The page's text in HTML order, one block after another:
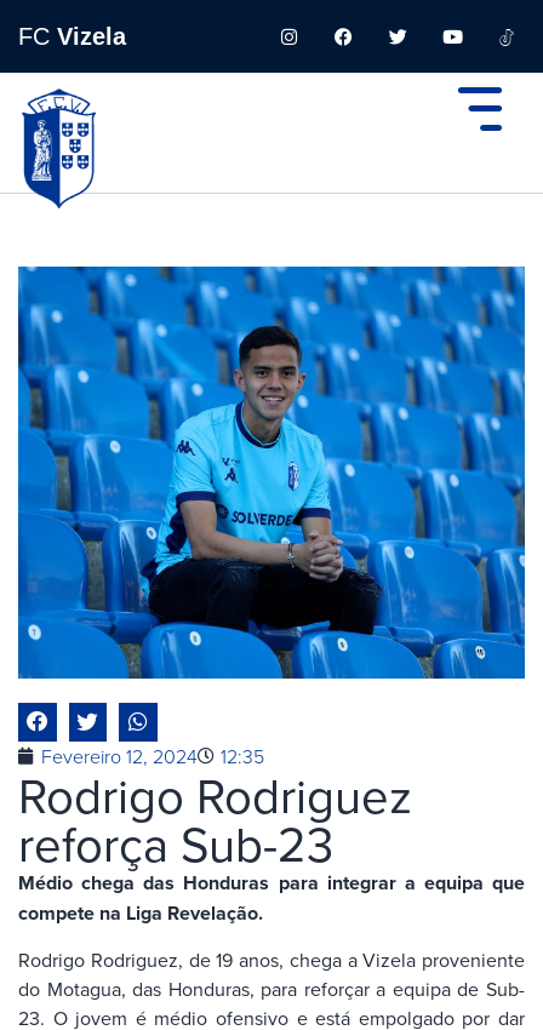
FC Vizela
Fevereiro 12, 2024 12:35
Rodrigo Rodriguez
reforça Sub-23
Médio chega das Honduras para integrar a equipa que
compete na Liga Revelação.
Rodrigo Rodriguez, de 19 anos, chega a Vizela proveniente
do Motagua, das Honduras, para reforçar a equipa de Sub-
23. O jovem é médio ofensivo e está empolgado por dar